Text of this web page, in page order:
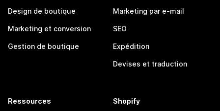
Design de boutique
Marketing et conversion
Gestion de boutique
Marketing par e-mail
SEO
Expédition
Devises et traduction
Ressources Shopify